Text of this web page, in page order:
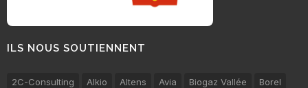
ILS NOUS SOUTIENNENT
2C-Consulting Alkio Altens Avia Biogaz Vallée
Borel